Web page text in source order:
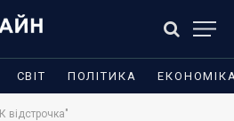
СВІТ ПОЛІТИКА
відстрочка"